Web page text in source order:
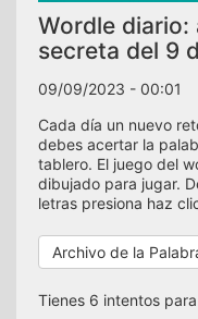
Wordle diario:
secreta del 9
09/09/2023 - 00:01
Cada día un nuevo
debes acertar la
tablero. El juego del
dibujado para jugar.
letras presiona haz
Archivo de la
Tienes 6 intentos